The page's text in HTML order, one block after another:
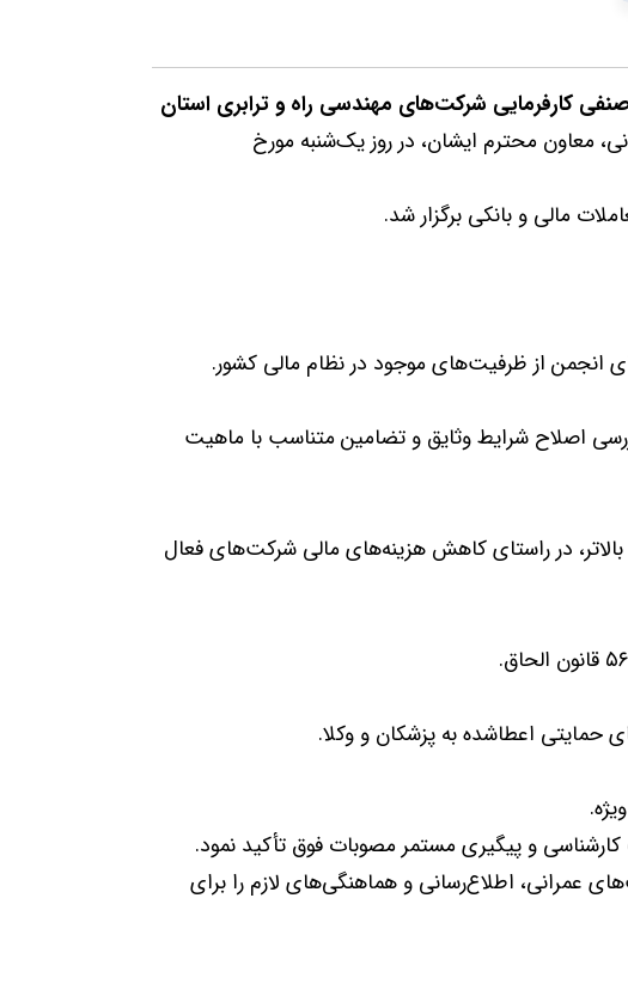
کارفرمایی شرکت‌های مهندسی راه و ترابری استان
معاون محترم ایشان، در روز یک‌شنبه مورخ
مالی و بانکی برگزار شد.
انجمن از ظرفیت‌های موجود در نظام مالی کشور.
اصلاح شرایط وثایق و تضامین متناسب با ماهیت
از میزان ۳۰ درصد فعلی به سطح حمایتی بالاتر، در راستای کاهش هزینه‌های مالی شرکت‌های فعال
اعطاشده به پزشکان و وکلا.
و پیگیری مستمر مصوبات فوق تأکید نمود.
اطلاع‌رسانی و هماهنگی‌های لازم را برای